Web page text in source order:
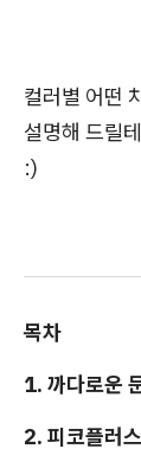
컬러별 어떤
설명해 드릴
:)
목차
1. 까다로운
2. 피코플러